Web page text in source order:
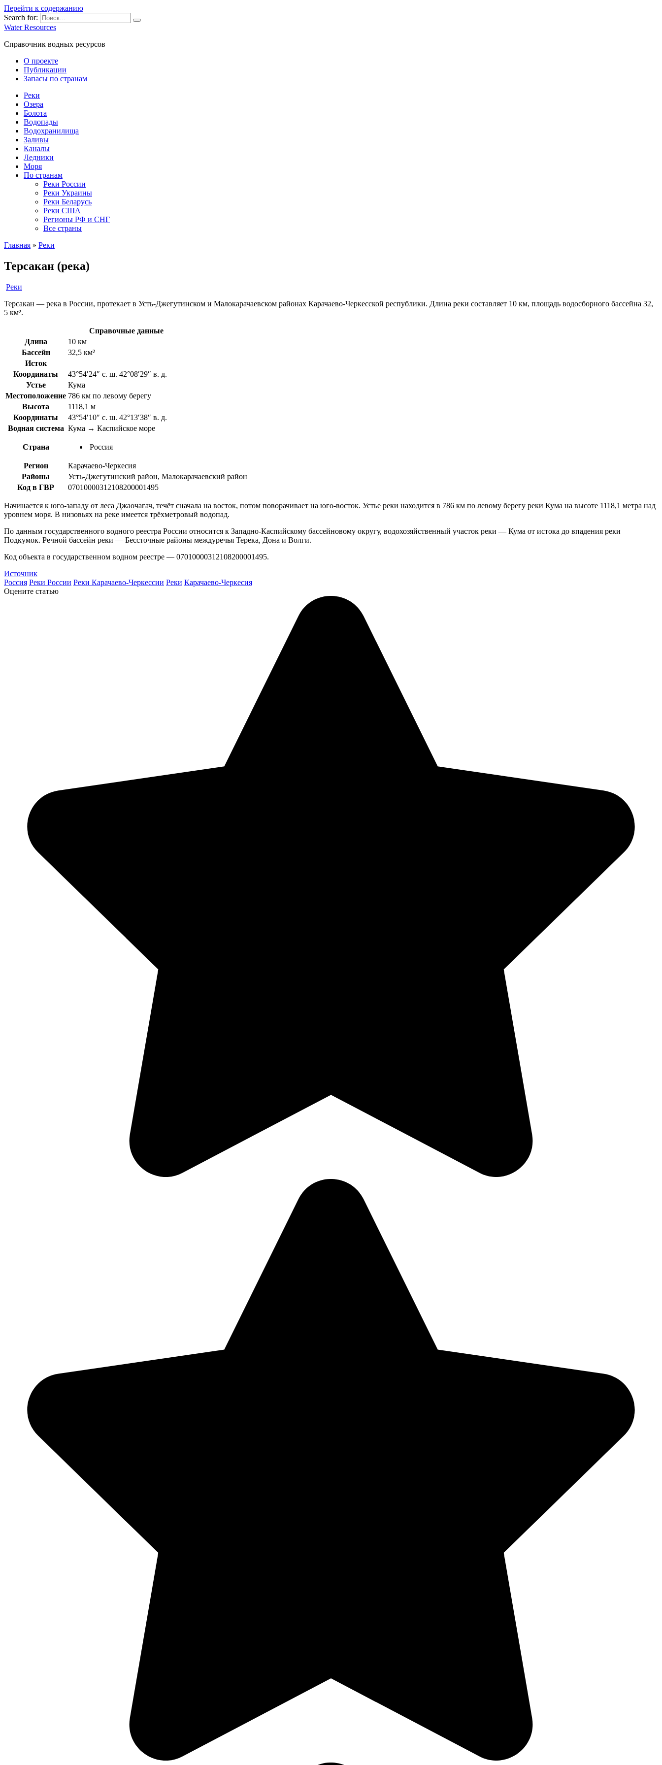
Перейти к содержанию
Search for:
Water Resources
Справочник водных ресурсов
О проекте
Публикации
Запасы по странам
Реки
Озера
Болота
Водопады
Водохранилища
Заливы
Каналы
Ледники
Моря
По странам
Реки России
Реки Украины
Реки Беларусь
Реки США
Регионы РФ и СНГ
Все страны
Главная » Реки
Терсакан (река)
Реки
Терсакан — река в России, протекает в Усть-Джегутинском и Малокарачаевском районах Карачаево-Черкесской республики. Длина реки составляет 10 км, площадь водосборного бассейна 32,
5 км².
Справочные данные
Длина
10 км
Бассейн
32,5 км²
Исток
Координаты
43°54′24″ с. ш. 42°08′29″ в. д.
Устье
Кума
Местоположение 786 км по левому берегу
Высота
1118,1 м
Координаты
43°54′10″ с. ш. 42°13′38″ в. д.
Водная система Кума → Каспийское море
Страна Россия
Регион
Карачаево-Черкесия
Районы
Усть-Джегутинский район, Малокарачаевский район
Код в ГВР
07010000312108200001495
Начинается к юго-западу от леса Джаочагач, течёт сначала на восток, потом поворачивает на юго-восток. Устье реки находится в 786 км по левому берегу реки Кума на высоте 1118,1 метра над
уровнем моря. В низовьях на реке имеется трёхметровый водопад.
По данным государственного водного реестра России относится к Западно-Каспийскому бассейновому округу, водохозяйственный участок реки — Кума от истока до впадения реки
Подкумок. Речной бассейн реки — Бессточные районы междуречья Терека, Дона и Волги.
Код объекта в государственном водном реестре — 07010000312108200001495.
Источник
Россия Реки России Реки Карачаево-Черкессии Реки Карачаево-Черкесия
Оцените статью